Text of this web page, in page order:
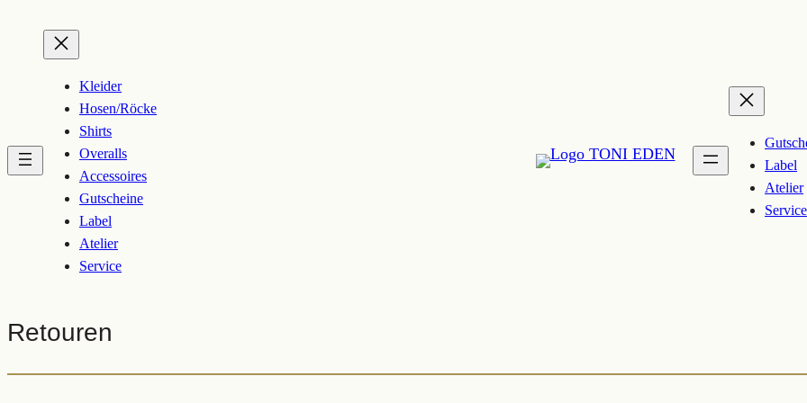
Kleider
Hosen/Röcke
Shirts
Overalls
Accessoires
Gutscheine
Label
Atelier
Service
Label
Atelier
Service
Retouren